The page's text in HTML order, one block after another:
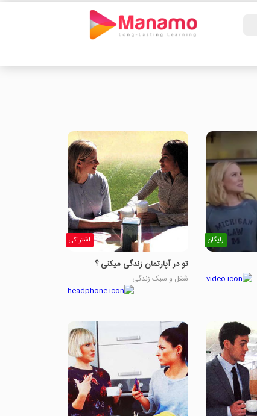
رایگان اشتراکی
تو در آپارتمان زندگی میکنی ؟
شغل و سبک زندگی